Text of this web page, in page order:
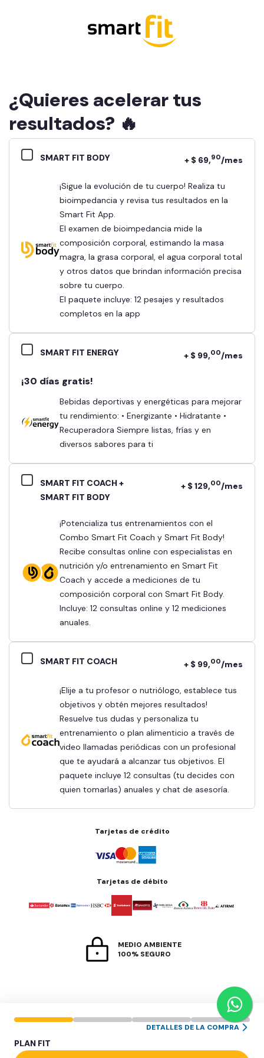
¿Quieres acelerar tus
resultados? 🔥
SMART FIT BODY + $ 69,90/mes
¡Sigue la evolución de tu cuerpo! Realiza tu
bioimpedancia y revisa tus resultados en la
Smart Fit App.
El examen de bioimpedancia mide la
composición corporal, estimando la masa
magra, la grasa corporal, el agua corporal total
y otros datos que brindan información precisa
sobre tu cuerpo.
El paquete incluye: 12 pesajes y resultados
completos en la app
SMART FIT ENERGY + $ 99,00/mes
¡30 días gratis!
Bebidas deportivas y energéticas para mejorar
tu rendimiento: • Energizante • Hidratante •
Recuperadora Siempre listas, frías y en
diversos sabores para ti
SMART FIT COACH +
SMART FIT BODY
+ $ 129,00/mes
¡Potencializa tus entrenamientos con el
Combo Smart Fit Coach y Smart Fit Body!
Recibe consultas online con especialistas en
nutrición y/o entrenamiento en Smart Fit
Coach y accede a mediciones de tu
composición corporal con Smart Fit Body.
Incluye: 12 consultas online y 12 mediciones
anuales.
SMART FIT COACH + $ 99,00/mes
¡Elije a tu profesor o nutriólogo, establece tus
objetivos y obtén mejores resultados!
Resuelve tus dudas y personaliza tu
entrenamiento o plan alimenticio a través de
video llamadas periódicas con un profesional
que te ayudará a alcanzar tus objetivos. El
paquete incluye 12 consultas (tu decides con
quien tomarlas) anuales y chat de asesoría.
DETALLES DE LA COMPRA
PLAN FIT
Tarjetas de crédito
Tarjetas de débito
MEDIO AMBIENTE
100% SEGURO